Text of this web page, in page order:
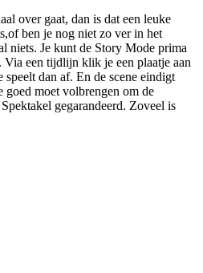
over gaat, dan is dat een leuke
ben je nog niet zo ver in het
niets. Je kunt de Story Mode prima
een tijdlijn klik je een plaatje aan
speelt dan af. En de scene eindigt
goed moet volbrengen om de
gegarandeerd. Zoveel is